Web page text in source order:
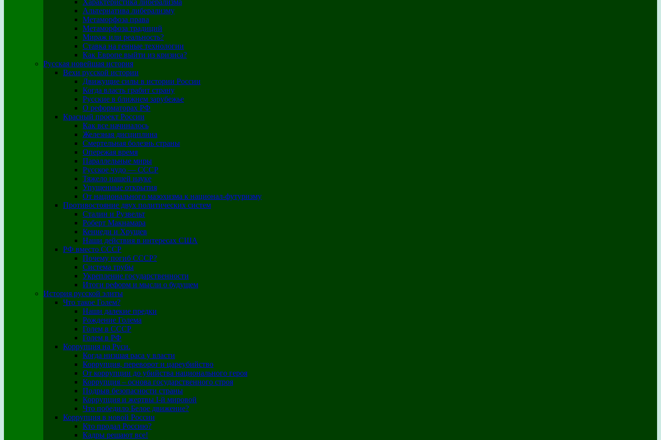
Характеристика либерализма
Альтернатива либерализму
Метаморфоза права
Метаморфоза традиций
Мираж или реальность?
Ставка на генные технологии
Как Европе выйти из кризиса?
Русская новейшая история
Вехи русской истории
Движущие силы в истории России
Когда власть грабит страну
Русские в ближнем зарубежье
О реформаторах РФ
Красный проект России
Как все начиналось
Железная дисциплина
Смертельная болезнь страны
Опережая время
Параллельные миры
Русское чудо — СССР
Тяжело нашей науке
Упущенные открытия
От национального мазохизма к национал-футуризму
Противостояние двух политических систем
Сталин и Рузвельт
Роберт Макнамара
Кеннеди и Хрущев
Наши действия в интересах США
РФ вместо СССР
Почему погиб СССР?
Система трубы
Укрепление государственности
Итоги реформ и мысли о будущем
История русской элиты
Что такое Голем?
Наши далекие предки
Рождение Голема
Голем в СССР
Голем в РФ
Коррупция на Руси.
Когда низшая раса у власти
Коррупция, переворот и цареубийство
От коррупции до убийства национального героя
Коррупция – основа государственного строя
Подрыв безопасности страны
Коррупция и жертвы I-й мировой
Что победило Белое движение?
Коррупция в новой России
Кто продал Россию?
Кадры решают все!